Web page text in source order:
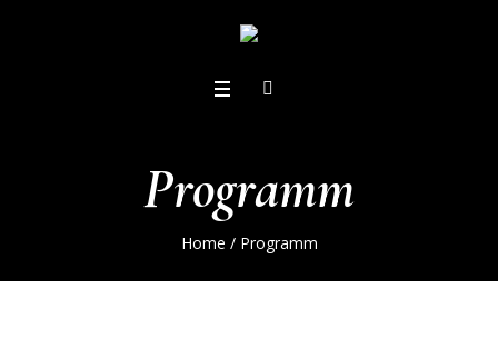
Programm
Home / Programm